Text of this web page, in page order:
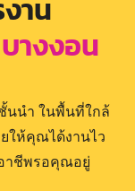
าน
างงอน
นนำ ในพื้นที่ใกล้
ให้คุณได้งานไว
อาชีพรอคุณอยู่